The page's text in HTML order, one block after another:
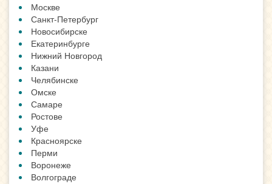
Москве
Санкт-Петербург
Новосибирске
Екатеринбурге
Нижний Новгород
Казани
Челябинске
Омске
Самаре
Ростове
Уфе
Красноярске
Перми
Воронеже
Волгограде